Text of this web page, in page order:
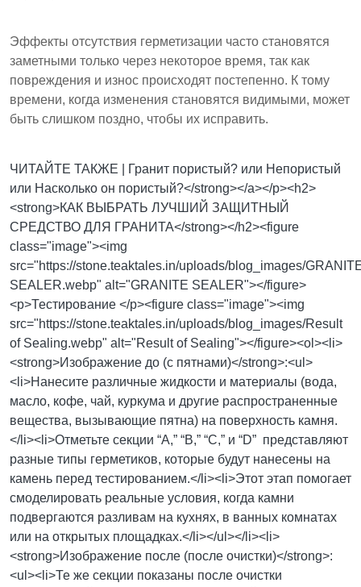
Эффекты отсутствия герметизации часто становятся
заметными только через некоторое время, так как
повреждения и износ происходят постепенно. К тому
времени, когда изменения становятся видимыми, может
быть слишком поздно, чтобы их исправить.
ЧИТАЙТЕ ТАКЖЕ |
Гранит пористый? или Непористый
или Насколько он пористый?</strong></a></p><h2>
<strong>КАК ВЫБРАТЬ ЛУЧШИЙ ЗАЩИТНЫЙ
СРЕДСТВО ДЛЯ ГРАНИТА</strong></h2><figure
class="image"><img
src="https://stone.teaktales.in/uploads/blog_images/
SEALER.webp" alt="GRANITE SEALER"></figure>
<p>Тестирование </p><figure class="image"><img
src="https://stone.teaktales.in/uploads/blog_images/Result
of Sealing.webp" alt="Result of Sealing"></figure><ol><li>
<strong>Изображение до (с пятнами)</strong>:<ul>
<li>Нанесите различные жидкости и материалы (вода,
масло, кофе, чай, куркума и другие распространенные
вещества, вызывающие пятна) на поверхность камня.
</li><li>Отметьте секции “A,” “B,” “C,” и “D” представляют
разные типы герметиков, которые будут нанесены на
камень перед тестированием.</li><li>Этот этап помогает
смоделировать реальные условия, когда камни
подвергаются разливам на кухнях, в ванных комнатах
или на открытых площадках.</li></ul></li><li>
<strong>Изображение после (после очистки)</strong>:
<ul><li>Те же секции показаны после очистки